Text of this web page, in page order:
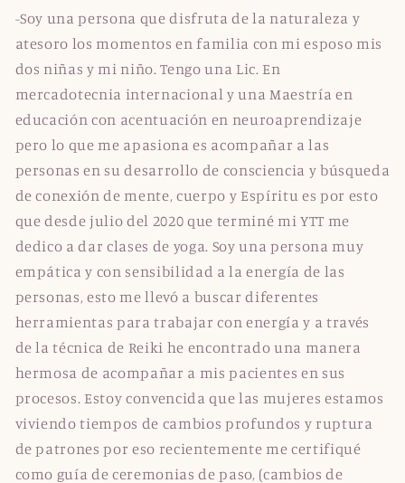
-Soy una persona que disfruta de la naturaleza y
atesoro los momentos en familia con mi esposo mis
dos niñas y mi niño. Tengo una Lic. En
mercadotecnia internacional y una Maestría en
educación con acentuación en neuroaprendizaje
pero lo que me apasiona es acompañar a las
personas en su desarrollo de consciencia y búsqueda
de conexión de mente, cuerpo y Espíritu es por esto
que desde julio del 2020 que terminé mi YTT me
dedico a dar clases de yoga. Soy una persona muy
empática y con sensibilidad a la energía de las
personas, esto me llevó a buscar diferentes
herramientas para trabajar con energía y a través
de la técnica de Reiki he encontrado una manera
hermosa de acompañar a mis pacientes en sus
procesos. Estoy convencida que las mujeres estamos
viviendo tiempos de cambios profundos y ruptura
de patrones por eso recientemente me certifiqué
como guía de ceremonias de paso, (cambios de